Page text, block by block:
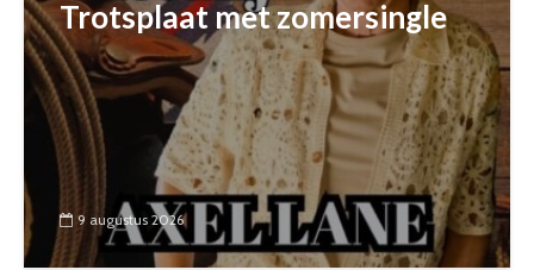
Trotsplaat met zomersingle
9 augustus 2026